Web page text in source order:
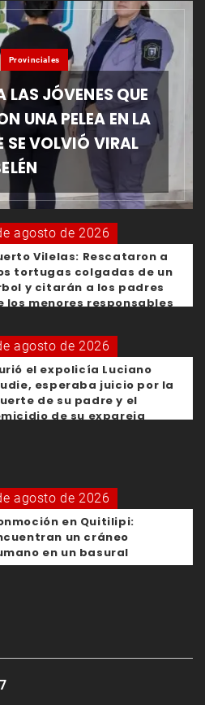
Provinciales
LAS JÓVENES QUE
UNA PELEA EN LA
SE VOLVIÓ VIRAL
agosto de 2026
Vilelas: Rescataron a
tortugas colgadas de un
y citarán a los padres
los menores responsables
agosto de 2026
el expolicía Luciano
esperaba juicio por la
de su padre y el
de su expareja
agosto de 2026
en Quitilipi:
un cráneo
en un basural